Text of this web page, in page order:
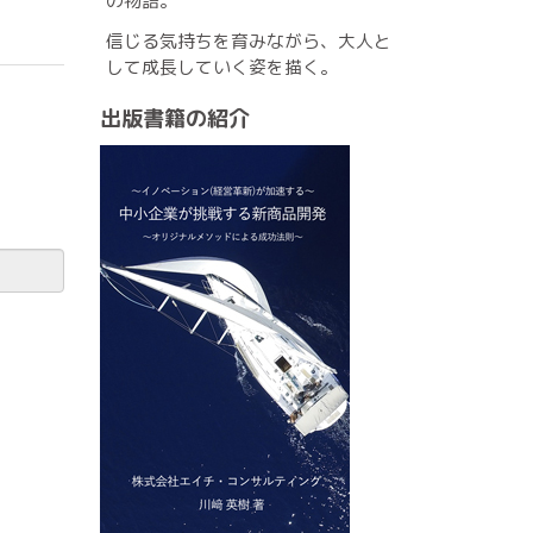
信じる気持ちを育みながら、大人と
して成長していく姿を描く。
出版書籍の紹介